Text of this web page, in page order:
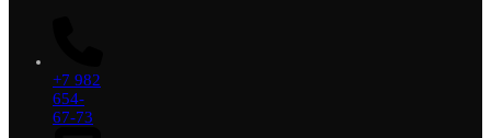
+7 982
654-
67-73